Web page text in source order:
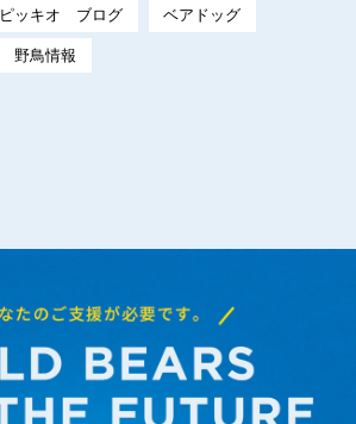
ピッキオ ブログ ベアドッグ
野鳥情報